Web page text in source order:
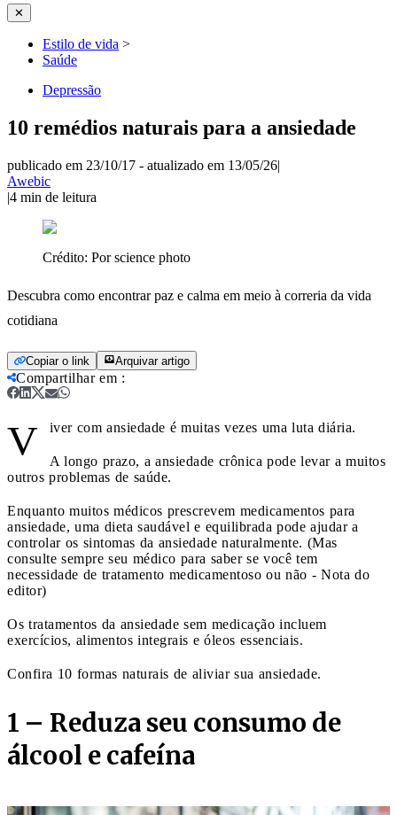
✕
Estilo de vida >
Saúde
Depressão
10 remédios naturais para a ansiedade
publicado em 23/10/17 - atualizado em 13/05/26|
Awebic
|4 min de leitura
Crédito: Por science photo
Descubra como encontrar paz e calma em meio à correria da vida
cotidiana
Copiar o link Arquivar artigo
Compartilhar em :
V iver com ansiedade é muitas vezes uma luta diária.
A longo prazo, a ansiedade crônica pode levar a muitos
outros problemas de saúde.
Enquanto muitos médicos prescrevem medicamentos para
ansiedade, uma dieta saudável e equilibrada pode ajudar a
controlar os sintomas da ansiedade naturalmente. (Mas
consulte sempre seu médico para saber se você tem
necessidade de tratamento medicamentoso ou não - Nota do
editor)
Os tratamentos da ansiedade sem medicação incluem
exercícios, alimentos integrais e óleos essenciais.
Confira 10 formas naturais de aliviar sua ansiedade.
1 – Reduza seu consumo de
álcool e cafeína